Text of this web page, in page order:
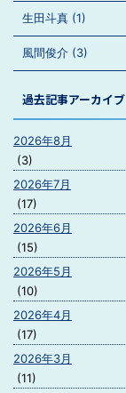
生田斗真 (1)
風間俊介 (3)
過去記事アーカイブ
2026年8月
(3)
2026年7月
(17)
2026年6月
(15)
2026年5月
(10)
2026年4月
(17)
2026年3月
(11)